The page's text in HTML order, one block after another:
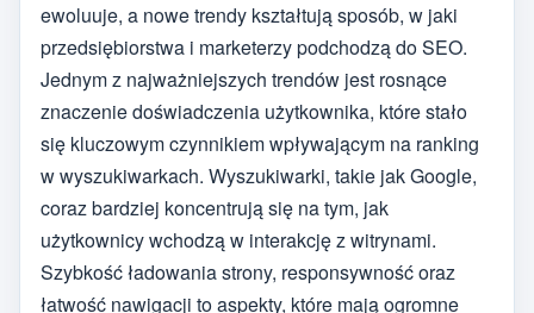
ewoluuje, a nowe trendy kształtują sposób, w jaki
przedsiębiorstwa i marketerzy podchodzą do SEO.
Jednym z najważniejszych trendów jest rosnące
znaczenie doświadczenia użytkownika, które stało
się kluczowym czynnikiem wpływającym na ranking
w wyszukiwarkach. Wyszukiwarki, takie jak Google,
coraz bardziej koncentrują się na tym, jak
użytkownicy wchodzą w interakcję z witrynami.
Szybkość ładowania strony, responsywność oraz
łatwość nawigacji to aspekty, które mają ogromne